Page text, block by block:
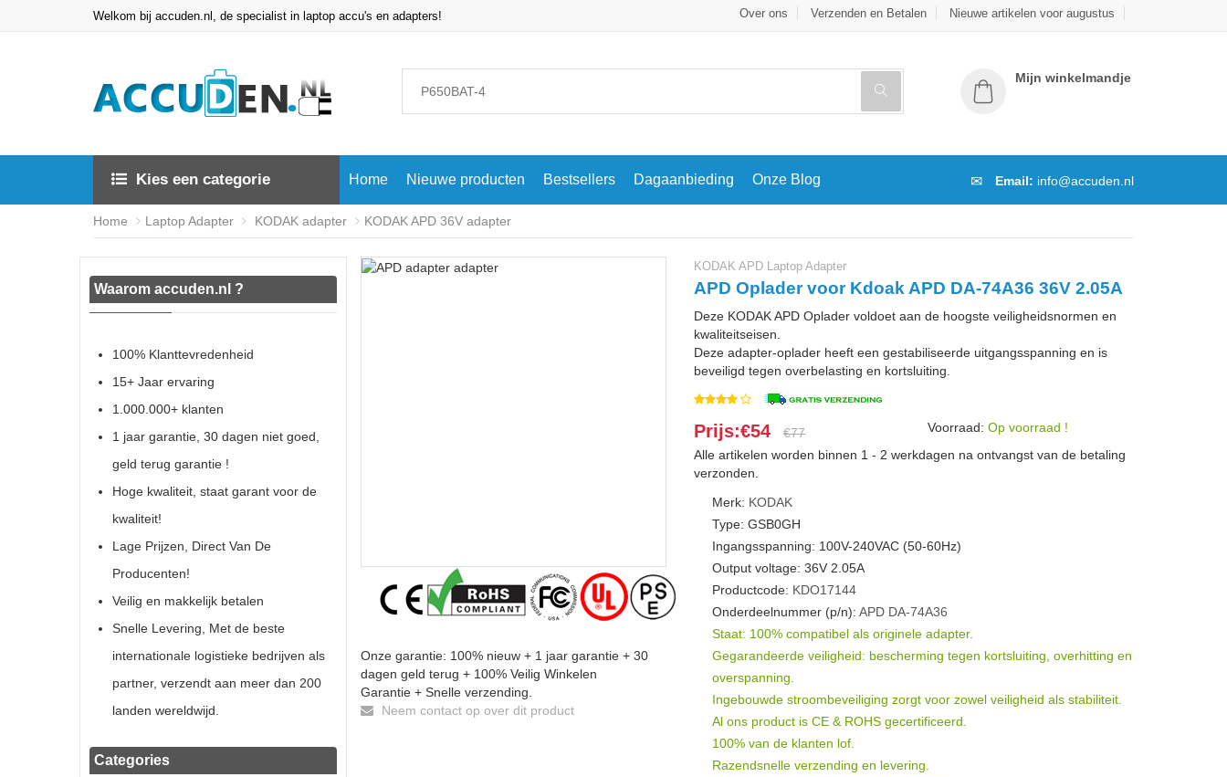
Welkom bij accuden.nl, de specialist in laptop accu's en adapters! Over ons Verzenden en Betalen Nieuwe artikelen voor augustus
Mijn winkelmandje
Kies een categorie Home Nieuwe producten Bestsellers Dagaanbieding Onze Blog Email: info@accuden.nl
Home Laptop Adapter KODAK adapter KODAK APD 36V adapter
Waarom accuden.nl ?
100% Klanttevredenheid
15+ Jaar ervaring
1.000.000+ klanten
1 jaar garantie, 30 dagen niet goed,
geld terug garantie !
Hoge kwaliteit, staat garant voor de
kwaliteit!
Lage Prijzen, Direct Van De
Producenten!
Veilig en makkelijk betalen
Snelle Levering, Met de beste
internationale logistieke bedrijven als
partner, verzendt aan meer dan 200
landen wereldwijd.
Categories
Onze garantie: 100% nieuw + 1 jaar garantie + 30
dagen geld terug + 100% Veilig Winkelen
Garantie + Snelle verzending.
Neem contact op over dit product
KODAK APD Laptop Adapter
APD Oplader voor Kdoak APD DA-74A36 36V 2.05A
Deze KODAK APD Oplader voldoet aan de hoogste veiligheidsnormen en
kwaliteitseisen.
Deze adapter-oplader heeft een gestabiliseerde uitgangsspanning en is
beveiligd tegen overbelasting en kortsluiting.
Prijs:€54 €77 Voorraad:Op voorraad !
Alle artikelen worden binnen 1 - 2 werkdagen na ontvangst van de betaling
verzonden.
Merk: KODAK
Type: GSB0GH
Ingangsspanning: 100V-240VAC (50-60Hz)
Output voltage: 36V 2.05A
Productcode: KDO17144
Onderdeelnummer (p/n):APD DA-74A36
Staat: 100% compatibel als originele adapter.
Gegarandeerde veiligheid: bescherming tegen kortsluiting, overhitting en
overspanning.
Ingebouwde stroombeveiliging zorgt voor zowel veiligheid als stabiliteit.
Al ons product is CE & ROHS gecertificeerd.
100% van de klanten lof.
Razendsnelle verzending en levering.